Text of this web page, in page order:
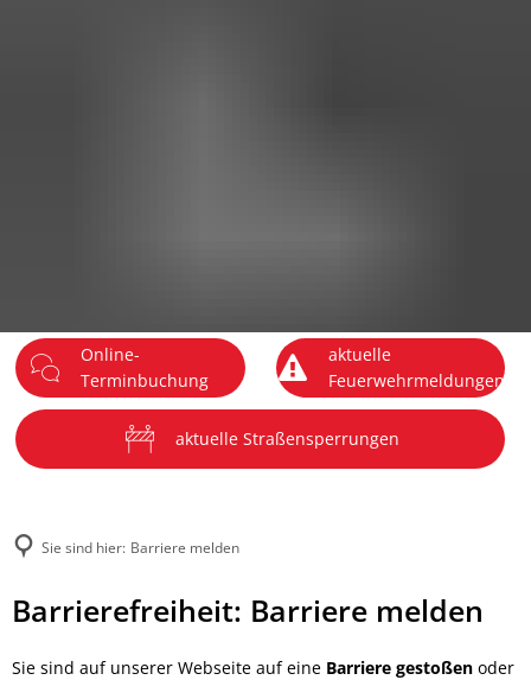
Online-
Terminbuchung
aktuelle
Feuerwehrmeldungen
aktuelle Straßensperrungen
Sie sind hier: Barriere melden
Barriere
melden
Barrierefreiheit: Barriere melden
Sie sind auf unserer Webseite auf eine Barriere gestoßen oder